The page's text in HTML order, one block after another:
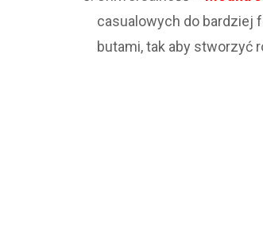
casualowych do bardziej
butami, tak aby stworzyć